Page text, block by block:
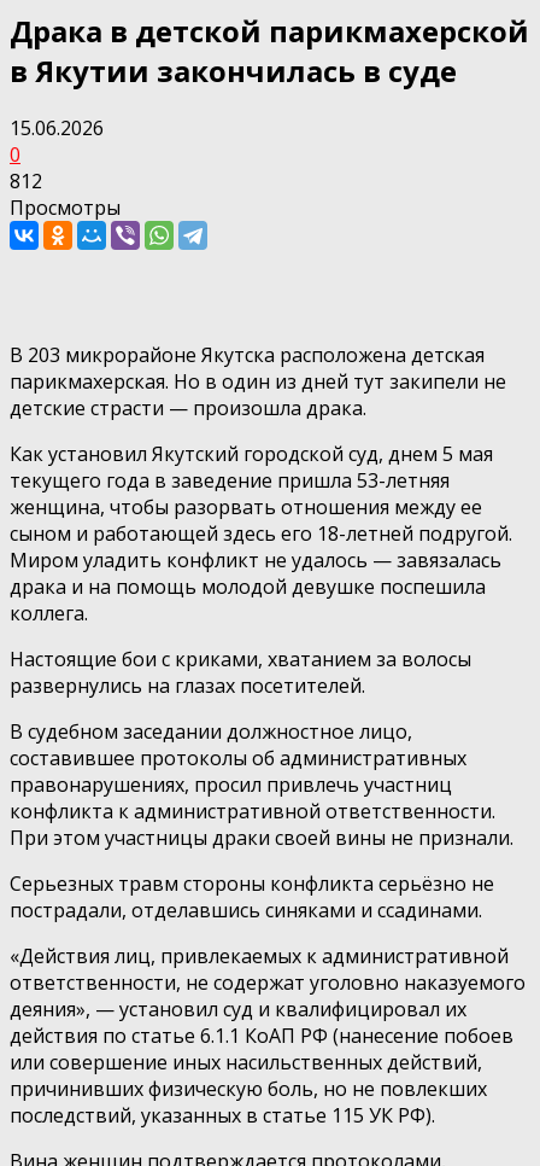
Драка в детской парикмахерской
в Якутии закончилась в суде
15.06.2026
0
812
Просмотры
В 203 микрорайоне Якутска расположена детская
парикмахерская. Но в один из дней тут закипели не
детские страсти — произошла драка.
Как установил Якутский городской суд, днем 5 мая
текущего года в заведение пришла 53-летняя
женщина, чтобы разорвать отношения между ее
сыном и работающей здесь его 18-летней подругой.
Миром уладить конфликт не удалось — завязалась
драка и на помощь молодой девушке поспешила
коллега.
Настоящие бои с криками, хватанием за волосы
развернулись на глазах посетителей.
В судебном заседании должностное лицо,
составившее протоколы об административных
правонарушениях, просил привлечь участниц
конфликта к административной ответственности.
При этом участницы драки своей вины не признали.
Серьезных травм стороны конфликта серьёзно не
пострадали, отделавшись синяками и ссадинами.
«Действия лиц, привлекаемых к административной
ответственности, не содержат уголовно наказуемого
деяния», — установил суд и квалифицировал их
действия по статье 6.1.1 КоАП РФ (нанесение побоев
или совершение иных насильственных действий,
причинивших физическую боль, но не повлекших
последствий, указанных в статье 115 УК РФ).